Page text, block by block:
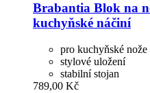
Brabantia Blok na
kuchyňské náčiní
pro kuchyňské nože
stylové uložení
stabilní stojan
789,00 Kč